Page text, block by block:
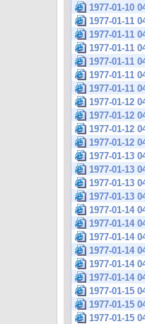
1977-01-10
1977-01-11
1977-01-11
1977-01-11
1977-01-11
1977-01-11
1977-01-11
1977-01-12
1977-01-12
1977-01-12
1977-01-12
1977-01-13
1977-01-13
1977-01-13
1977-01-13
1977-01-14
1977-01-14
1977-01-14
1977-01-14
1977-01-14
1977-01-14
1977-01-15
1977-01-15
1977-01-15